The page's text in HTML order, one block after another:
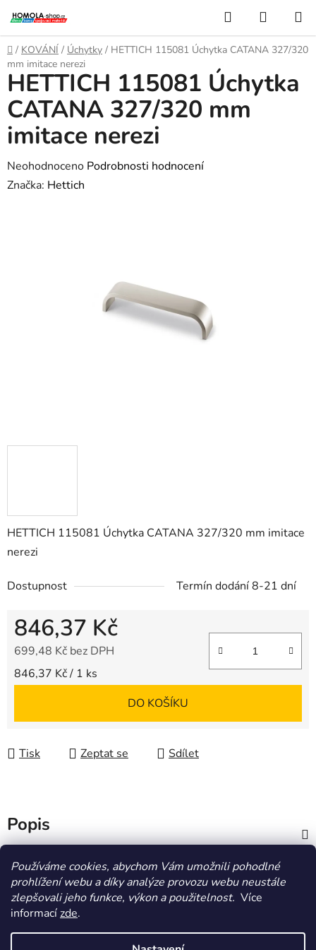
Používáme cookies, abychom Vám umožnili pohodlné
prohlížení webu a díky analýze provozu webu neustále
zlepšovali jeho funkce, výkon a použitelnost. Více
informacízde.
na
obsah
Hledat
KOŠÍK
Domů
/ KOVÁNÍ / Úchytky / HETTICH 115081 Úchytka CATANA 327/320
mm imitace nerezi
HETTICH 115081 Úchytka CATANA 327/320 mm imitace
nerezi
Dostupnost Termín dodání 8-21 dní
846,37 Kč
699,48 Kč bez DPH
Měrná cena:
846,37 Kč / 1 ks
DO KOŠÍKU
Tisk Zeptat se Sdílet
HETTICH 115081 Úchytka
CATANA 327/320 mm
imitace nerezi
Průměrné
hodnocení
Neohodnoceno Podrobnosti hodnocení
Značka: Hettich
Popis
Diskuze
HOMOLA-shop.cz ZDE NAJDETE VÝDEJNÍ MÍSTO